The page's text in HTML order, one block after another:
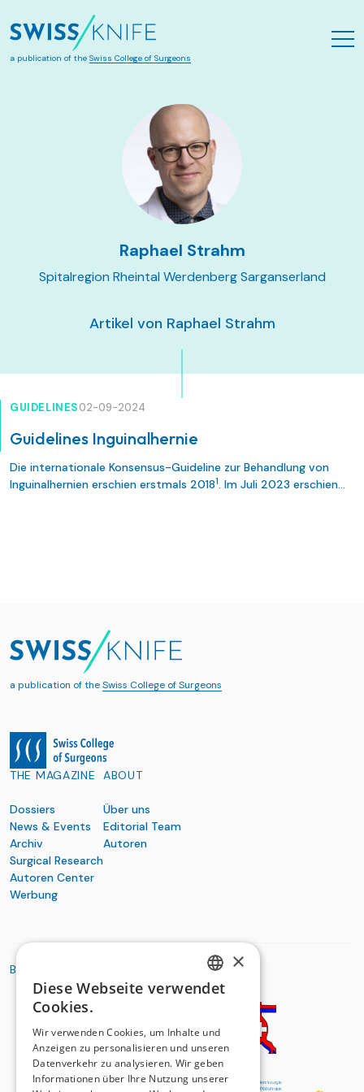
Zum Hauptinhalt springen
a publication of the Swiss College of Surgeons
Raphael Strahm
Spitalregion Rheintal Werdenberg Sarganserland
Artikel von Raphael Strahm
GUIDELINES02-09-2024
Guidelines Inguinalhernie
Die internationale Konsensus-Guideline zur Behandlung von
Inguinalhernien erschien erstmals 20181. Im Juli 2023 erschien
a publication of theSwiss College of Surgeons
THE MAGAZINE
Dossiers
News & Events
Archiv
Surgical Research
Autoren Center
Werbung
ABOUT
Über uns
Editorial Team
Autoren
BASIC ORGANIZATIONS
GERMAN
×
Diese Webseite verwendet
Cookies.
Wir verwenden Cookies, um Inhalte und
Anzeigen zu personalisieren und unseren
Datenverkehr zu analysieren. Wir geben
Informationen über Ihre Nutzung unserer